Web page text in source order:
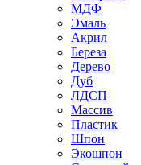
МДФ
Эмаль
Акрил
Береза
Дерево
Дуб
ЛДСП
Массив
Пластик
Шпон
Экошпон